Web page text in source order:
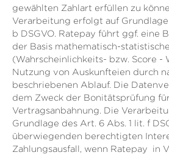
gewählten Zahlart erfüllen zu
Verarbeitung erfolgt auf Grundlage
b DSGVO. Ratepay führt ggf. eine
der Basis mathematisch-
(Wahrscheinlichkeits- bzw. Score -
Nutzung von Auskunfteien durch
beschriebenen Ablauf. Die
dem Zweck der Bonitätsprüfung
Vertragsanbahnung. Die
Grundlage des Art. 6 Abs. 1 lit. f
überwiegenden berechtigten
Zahlungsausfall, wenn Ratepay in